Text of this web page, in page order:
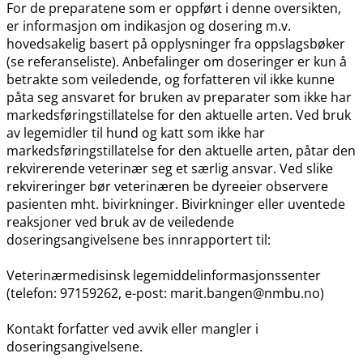
For de preparatene som er oppført i denne oversikten,
er informasjon om indikasjon og dosering m.v.
hovedsakelig basert på opplysninger fra oppslagsbøker
(se referanseliste). Anbefalinger om doseringer er kun å
betrakte som veiledende, og forfatteren vil ikke kunne
påta seg ansvaret for bruken av preparater som ikke har
markedsføringstillatelse for den aktuelle arten. Ved bruk
av legemidler til hund og katt som ikke har
markedsføringstillatelse for den aktuelle arten, påtar den
rekvirerende veterinær seg et særlig ansvar. Ved slike
rekvireringer bør veterinæren be dyreeier observere
pasienten mht. bivirkninger. Bivirkninger eller uventede
reaksjoner ved bruk av de veiledende
doseringsangivelsene bes innrapportert til:
Veterinærmedisinsk legemiddelinformasjonssenter
(telefon: 97159262, e-post: marit.bangen@nmbu.no)
Kontakt forfatter ved avvik eller mangler i
doseringsangivelsene.